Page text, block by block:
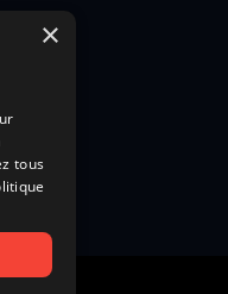
×
tous